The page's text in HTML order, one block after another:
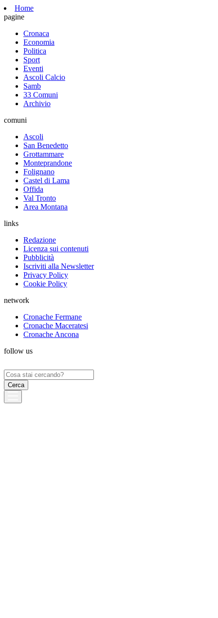
Home
pagine
Cronaca
Economia
Politica
Sport
Eventi
Ascoli Calcio
Samb
33 Comuni
Archivio
comuni
Ascoli
San Benedetto
Grottammare
Monteprandone
Folignano
Castel di Lama
Offida
Val Tronto
Area Montana
links
Redazione
Licenza sui contenuti
Pubblicità
Iscriviti alla Newsletter
Privacy Policy
Cookie Policy
network
Cronache Fermane
Cronache Maceratesi
Cronache Ancona
follow us
Ricerca
per: